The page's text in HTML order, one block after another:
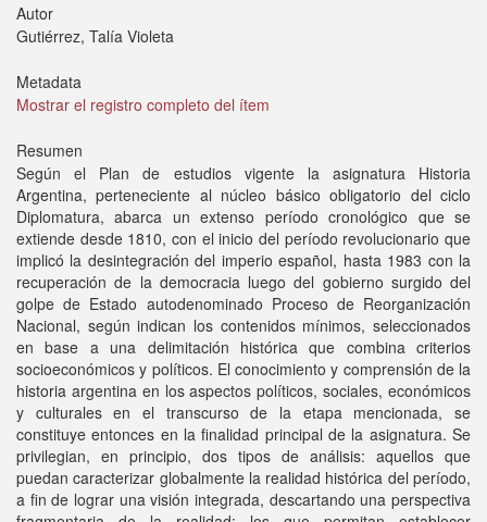
Autor
Gutiérrez, Talía Violeta
Metadata
Mostrar el registro completo del ítem
Resumen
Según el Plan de estudios vigente la asignatura Historia
Argentina, perteneciente al núcleo básico obligatorio del ciclo
Diplomatura, abarca un extenso período cronológico que se
extiende desde 1810, con el inicio del período revolucionario que
implicó la desintegración del imperio español, hasta 1983 con la
recuperación de la democracia luego del gobierno surgido del
golpe de Estado autodenominado Proceso de Reorganización
Nacional, según indican los contenidos mínimos, seleccionados
en base a una delimitación histórica que combina criterios
socioeconómicos y políticos. El conocimiento y comprensión de la
historia argentina en los aspectos políticos, sociales, económicos
y culturales en el transcurso de la etapa mencionada, se
constituye entonces en la finalidad principal de la asignatura. Se
privilegian, en principio, dos tipos de análisis: aquellos que
puedan caracterizar globalmente la realidad histórica del período,
a fin de lograr una visión integrada, descartando una perspectiva